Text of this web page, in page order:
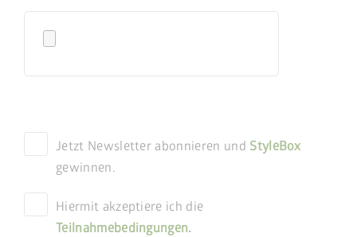
Jetzt Newsletter abonnieren und StyleBox
gewinnen.
Hiermit akzeptiere ich die
Teilnahmebedingungen.